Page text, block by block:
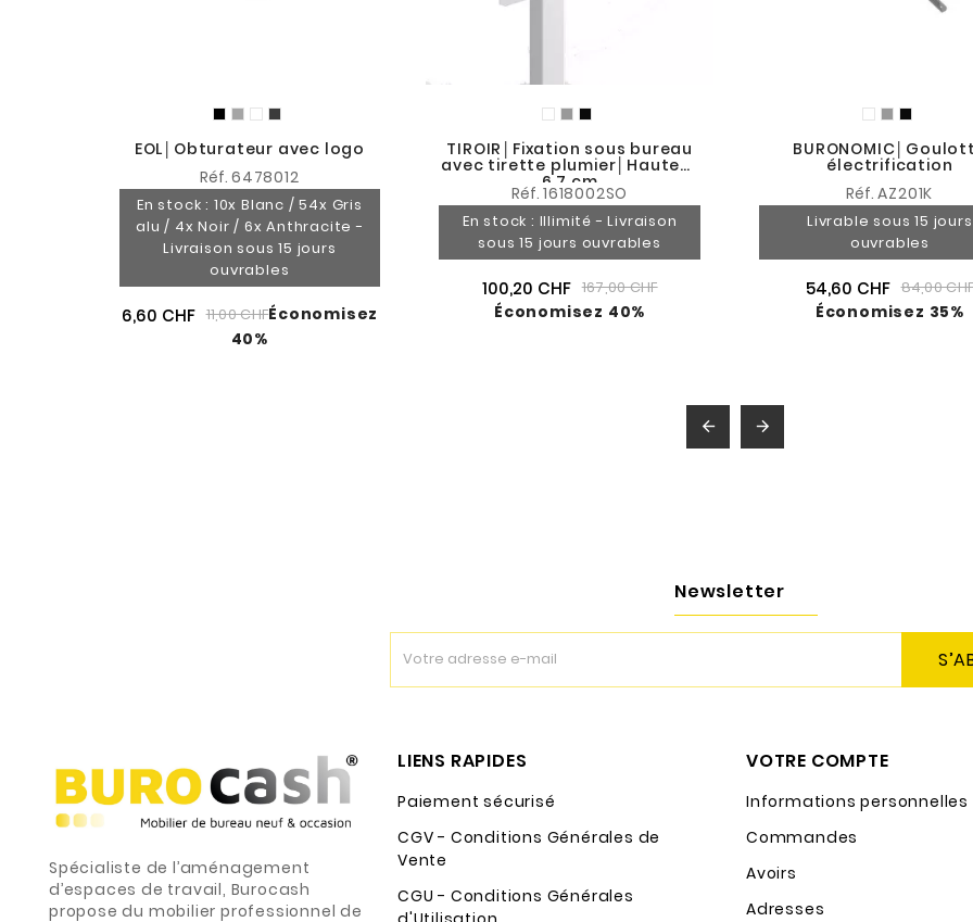
EOL│Obturateur avec logo
Réf.6478012
En stock : 10x Blanc / 54x Gris
alu / 4x Noir / 6x Anthracite -
Livraison sous 15 jours
ouvrables
6,60 CHF 11,00 CHFÉconomisez
40%
TIROIR│Fixation sous bureau
avec tirette plumier│Hauteur
6.7 cm
Réf.1618002SO
En stock : Illimité - Livraison
sous 15 jours ouvrables
100,20 CHF 167,00 CHF
Économisez 40%
électrification
Réf.AZ201K
Livrable sous 15 jours
ouvrables
54,60 CHF 84,00 CHF
Économisez 35%
 
Newsletter
Spécialiste de l’aménagement
d’espaces de travail, Burocash
propose du mobilier professionnel de
LIENS RAPIDES
Paiement sécurisé
CGV - Conditions Générales de
Vente
CGU - Conditions Générales
VOTRE COMPTE
Informations personnelles
Commandes
Avoirs
Adresses